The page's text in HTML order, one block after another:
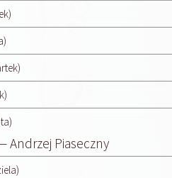
Andrzej Piaseczny